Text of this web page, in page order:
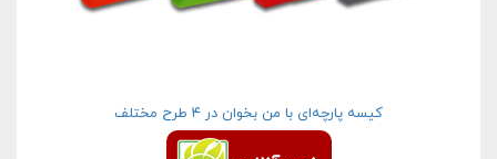
کیسه پارچه‌ای با من بخوان در ۴ طرح مختلف